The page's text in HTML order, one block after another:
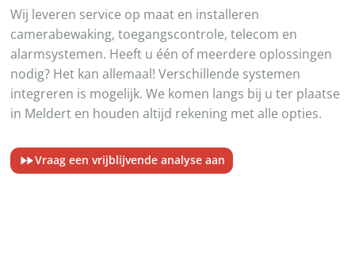
Wij leveren service op maat en installeren
camerabewaking, toegangscontrole, telecom en
alarmsystemen. Heeft u één of meerdere oplossingen
nodig? Het kan allemaal! Verschillende systemen
integreren is mogelijk. We komen langs bij u ter plaatse
in Meldert en houden altijd rekening met alle opties.
Vraag een vrijblijvende analyse aan